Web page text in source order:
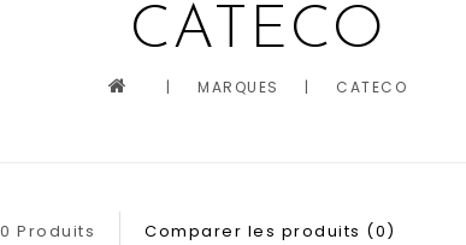
CATECO
| MARQUES | CATECO
0 Produits Comparer les produits (0)